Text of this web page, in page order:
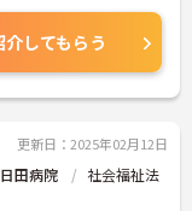
でき
に
、賞
嬉し
おり
介してもらう
更新日：2025年02月12日
田病院
社会福祉法